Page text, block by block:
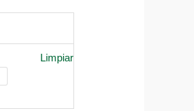
Limpiar